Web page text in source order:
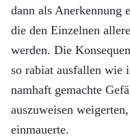
dann als Anerkennung
die den Einzelnen
werden. Die
so rabiat ausfallen wie
namhaft gemachte
auszuweisen
einmauerte.